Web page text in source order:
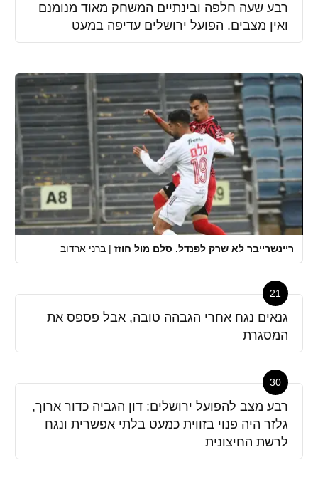
רבע שעה חלפה ובינתיים המשחק מאוד מנומנם
ואין מצבים. הפועל ירושלים עדיפה במעט
ריינשרייבר לא שרק לפנדל. סלם מול חוזז | ברני ארדוב
21
גנאים נגח אחרי הגבהה טובה, אבל פספס את
המסגרת
30
רבע מצב להפועל ירושלים: דון הגביה כדור ארוך,
גלזר היה פנוי בזווית כמעט בלתי אפשרית ונגח
לרשת החיצונית